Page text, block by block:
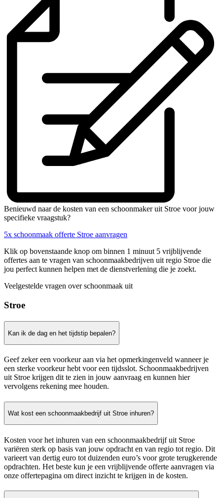
Benieuwd naar de kosten van een schoonmaker uit Stroe voor jouw
specifieke vraagstuk?
5x schoonmaak offerte Stroe aanvragen
Klik op bovenstaande knop om binnen 1 minuut 5 vrijblijvende
offertes aan te vragen van schoonmaakbedrijven uit regio Stroe die
jou perfect kunnen helpen met de dienstverlening die je zoekt.
Veelgestelde vragen over schoonmaak uit
Stroe
Kan ik de dag en het tijdstip bepalen?
Geef zeker een voorkeur aan via het opmerkingenveld wanneer je
een sterke voorkeur hebt voor een tijdsslot. Schoonmaakbedrijven
uit Stroe krijgen dit te zien in jouw aanvraag en kunnen hier
vervolgens rekening mee houden.
Wat kost een schoonmaakbedrijf uit Stroe inhuren?
Kosten voor het inhuren van een schoonmaakbedrijf uit Stroe
variëren sterk op basis van jouw opdracht en van regio tot regio. Dit
varieert van dertig euro tot duizenden euro’s voor grote terugkerende
opdrachten. Het beste kun je een vrijblijvende offerte aanvragen via
onze offertepagina om direct inzicht te krijgen in de kosten.